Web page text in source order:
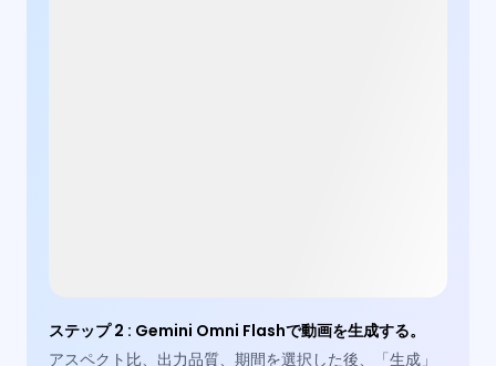
ステップ 2 : Gemini Omni Flashで動画を生成する。
アスペクト比、出力品質、期間を選択した後、「生成」